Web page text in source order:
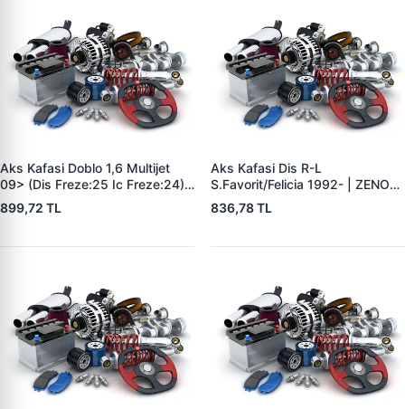
Aks Kafasi Doblo 1,6 Multijet
09> (Dis Freze:25 Ic Freze:24) |
ZENON FI4106 | OEM
46307914
899,72 TL
Aks Kafasi Dis R-L
S.Favorit/Felicia 1992- | ZENON
SK4100 | OEM 115420170
836,78 TL